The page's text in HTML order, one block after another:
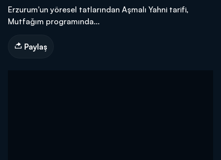
Erzurum'un yöresel tatlarından Aşmalı Yahni tarifi,
Mutfağım programında...
Paylaş